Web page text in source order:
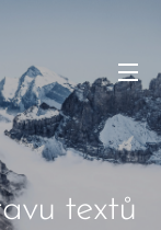
textů